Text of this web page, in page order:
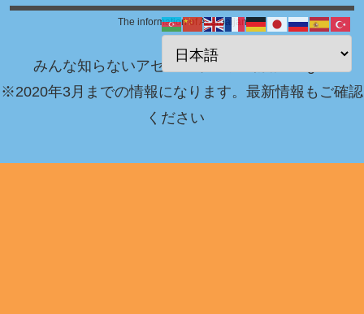
The information of Azerbaijan
みんな知らないアゼルバイジャン情報 Blog！
※2020年3月までの情報になります。最新情報もご確認
ください